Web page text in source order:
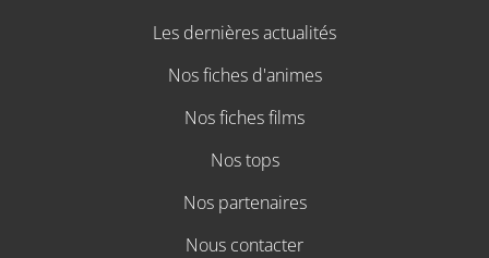
Les dernières actualités
Nos fiches d'animes
Nos fiches films
Nos tops
Nos partenaires
Nous contacter